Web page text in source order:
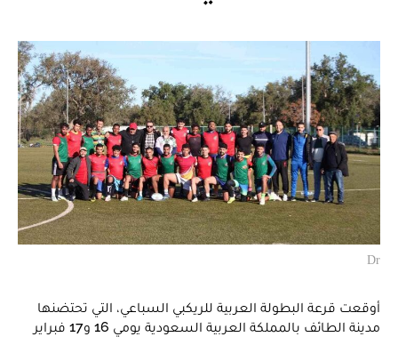
Dr
أوقعت قرعة البطولة العربية للريكبي السباعي، التي تحتضنها
مدينة الطائف بالمملكة العربية السعودية يومي 16 و17 فبراير